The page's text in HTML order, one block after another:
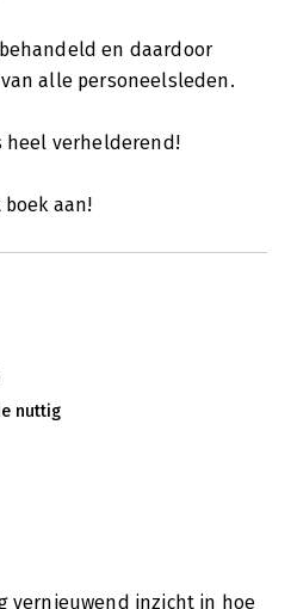
en daardoor
alle personeelsleden.
heel verhelderend!
aan!
nuttig
vernieuwend inzicht in hoe